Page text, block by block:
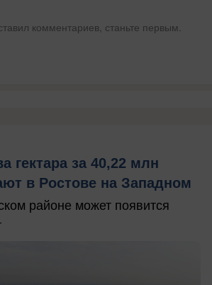
комментариев, станьте первым.
гектара за 40,22 млн
в Ростове на Западном
районе может появится